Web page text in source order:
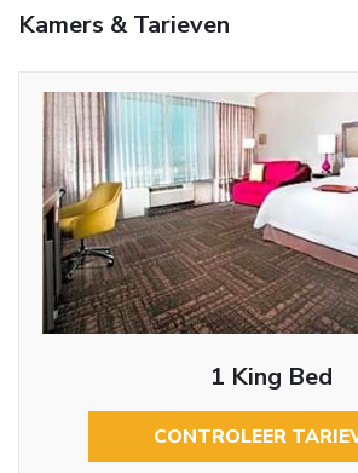
Kamers & Tarieven
1 King Bed
CONTROLEER